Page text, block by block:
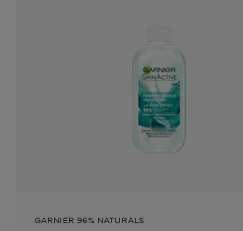
GARNIER 96% NATURALS